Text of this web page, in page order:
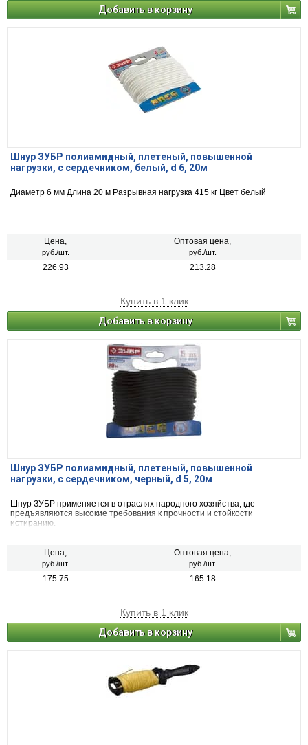
Добавить в корзину
Шнур ЗУБР полиамидный, плетеный, повышенной
нагрузки, с сердечником, белый, d 6, 20м
Диаметр 6 мм Длина 20 м Разрывная нагрузка 415 кг Цвет белый
Цена,
руб./шт.
Оптовая цена,
руб./шт.
226.93 213.28
Купить в 1 клик
Добавить в корзину
Шнур ЗУБР полиамидный, плетеный, повышенной
нагрузки, с сердечником, черный, d 5, 20м
Шнур ЗУБР применяется в отраслях народного хозяйства, где
предъявляются высокие требования к прочности и стойкости
истиранию.
Цена,
руб./шт.
Оптовая цена,
руб./шт.
175.75 165.18
Купить в 1 клик
Добавить в корзину